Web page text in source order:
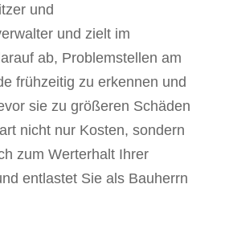
und
und zielt im
ab, Problemstellen am
frühzeitig zu erkennen und
sie zu größeren Schäden
nicht nur Kosten, sondern
zum Werterhalt Ihrer
entlastet Sie als Bauherrn